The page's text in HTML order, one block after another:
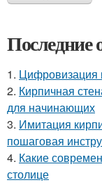
Последние
1.
2. Кирпичная
для начинающих
3. Имитация
пошаговая
4. Какие
столице